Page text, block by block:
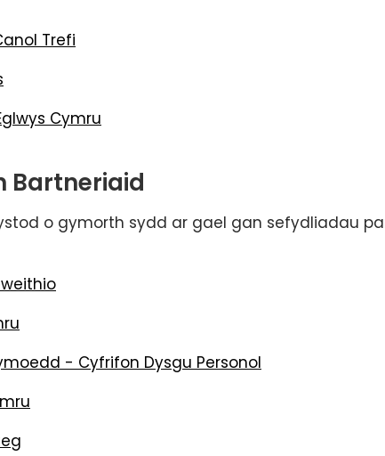
Trefi
Cymru
Bartneriaid
o gymorth sydd ar gael gan sefydliadau
- Cyfrifon Dysgu Personol